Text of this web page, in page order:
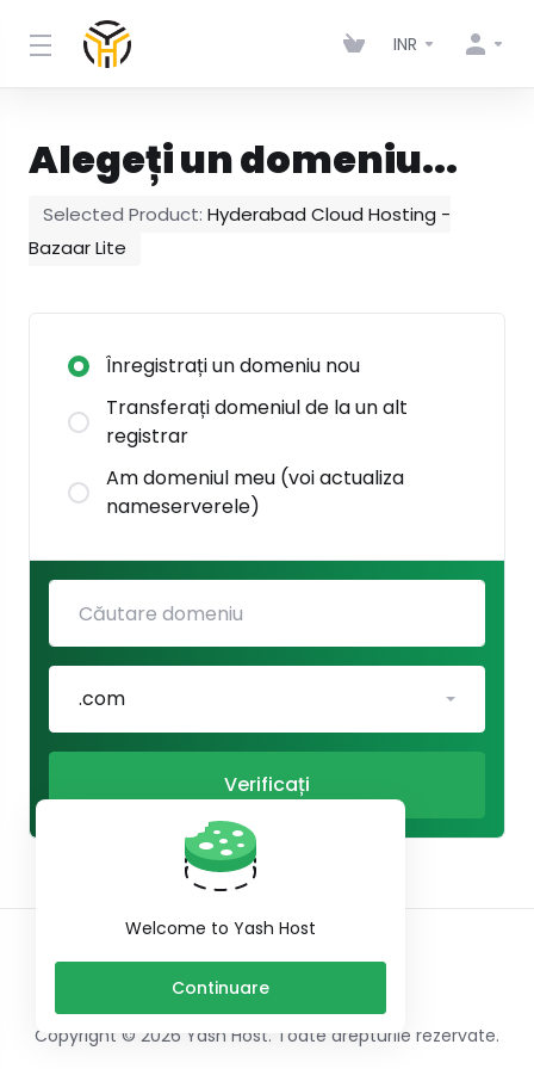
INR
Alegeți un domeniu...
Selected Product: Hyderabad Cloud Hosting -
Bazaar Lite
Înregistrați un domeniu nou
Transferați domeniul de la un alt
registrar
Am domeniul meu (voi actualiza
nameserverele)
.com
Verificați
Copyright © 2026 Yash Host. Toate drepturile rezervate.
Welcome to Yash Host
Continuare